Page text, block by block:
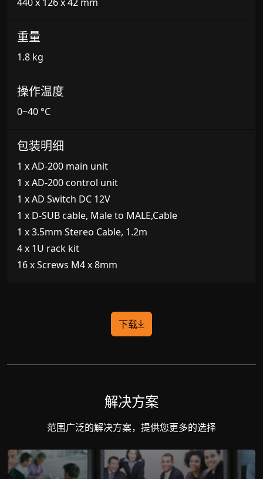
440 x 126 x 42 mm
重量
1.8 kg
操作温度
0~40 °C
包装明细
1 x AD-200 main unit
1 x AD-200 control unit
1 x AD Switch DC 12V
1 x D-SUB cable, Male to MALE,Cable
1 x 3.5mm Stereo Cable, 1.2m
4 x 1U rack kit
16 x Screws M4 x 8mm
下载
解决方案
范围广泛的解决方案，提供您更多的选择